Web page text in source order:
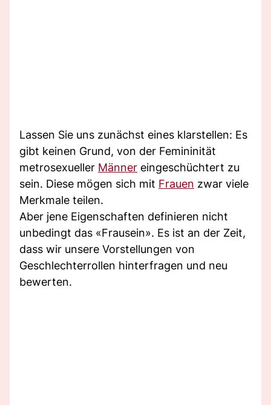
Lassen Sie uns zunächst eines klarstellen: Es
gibt keinen Grund, von der Femininität
metrosexueller Männer eingeschüchtert zu
sein. Diese mögen sich mit Frauen zwar viele
Merkmale teilen.
Aber jene Eigenschaften definieren nicht
unbedingt das «Frausein». Es ist an der Zeit,
dass wir unsere Vorstellungen von
Geschlechterrollen hinterfragen und neu
bewerten.